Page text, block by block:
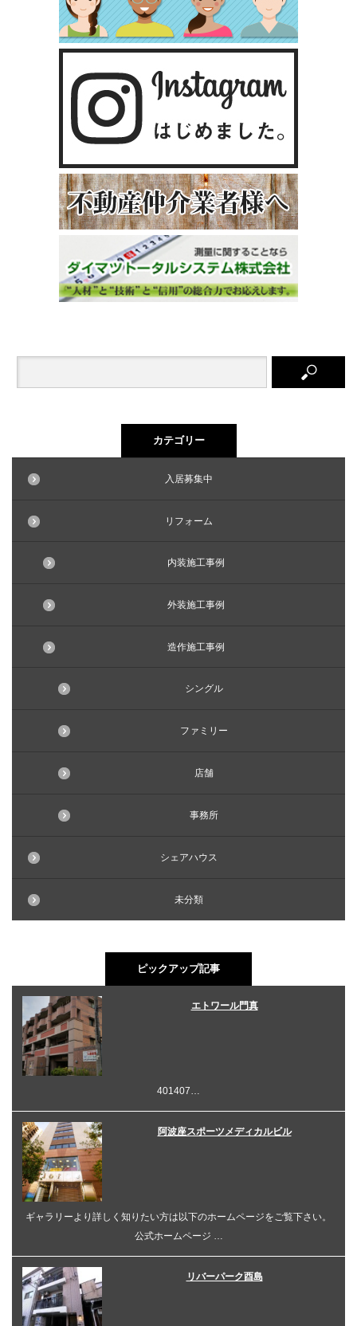
カテゴリー
入居募集中
リフォーム
内装施工事例
外装施工事例
造作施工事例
シングル
ファミリー
店舗
事務所
シェアハウス
未分類
ピックアップ記事
エトワール門真
401407…
阿波座スポーツメディカルビル
ギャラリーより詳しく知りたい方は以下のホームページをご覧下さい。
公式ホームページ …
リバーパーク酉島